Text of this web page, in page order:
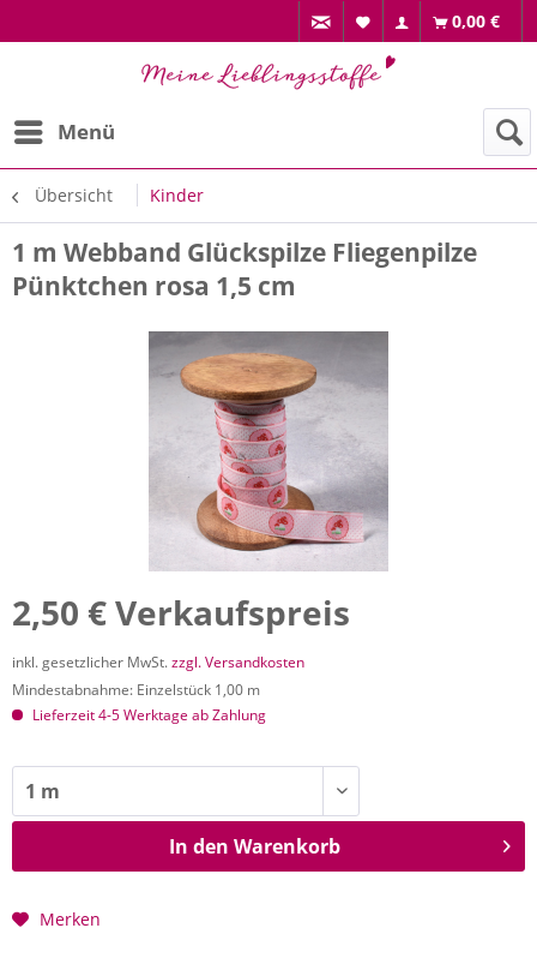
0,00 €
Menü
Übersicht Kinder
1 m Webband Glückspilze Fliegenpilze
Pünktchen rosa 1,5 cm
2,50 € Verkaufspreis
inkl. gesetzlicher MwSt.zzgl. Versandkosten
Mindestabnahme: Einzelstück 1,00 m
Lieferzeit 4-5 Werktage ab Zahlung
In den Warenkorb
Merken